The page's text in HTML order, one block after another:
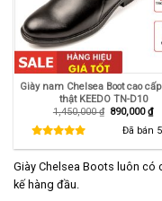
Giày nam Chelsea Boot cao cấp
thật KEEDO TN-D10
1,450,000₫ Giá
1,450,000
890,000₫Giá
Đã bán
Giày Chelsea Boots luôn
kế hàng đầu.